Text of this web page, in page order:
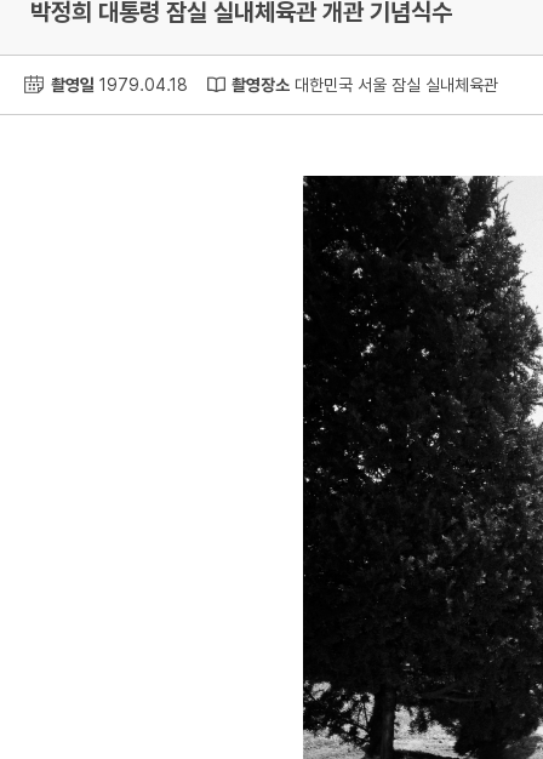
박정희 대통령 잠실 실내체육관 개관 기념식수
촬영일 1979.04.18 촬영장소 대한민국 서울 잠실 실내체육관